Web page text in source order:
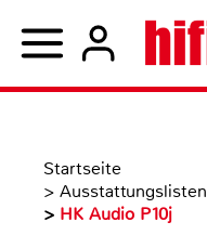
Startseite
> Ausstattungslisten
> HK Audio P10j